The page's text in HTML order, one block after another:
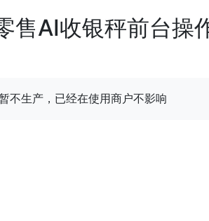
售AI收银秤前台操
不生产，已经在使用商户不影响